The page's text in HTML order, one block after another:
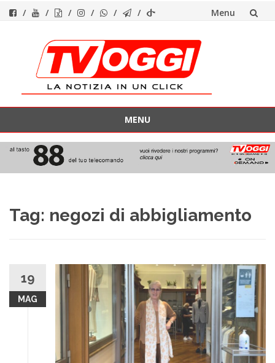
Menu
contenuto
MENU
contenuto
Tag: negozi di abbigliamento
19
MAG